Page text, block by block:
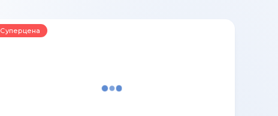
Суперцена